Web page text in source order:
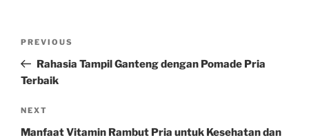
Previous
Post
PREVIOUS
Rahasia Tampil Ganteng dengan Pomade Pria
Terbaik
Next
Post
NEXT
Manfaat Vitamin Rambut Pria untuk Kesehatan dan